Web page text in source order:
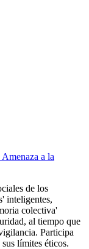
a la
de los
inteligentes,
colectiva'
al tiempo que
Participa
límites éticos.